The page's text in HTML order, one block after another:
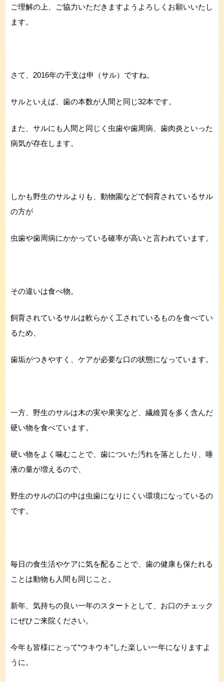
ご理解の上、ご協力いただきますようよろしくお願いいたし
ます。
さて、2016年の干支は申（サル）ですね。
サルといえば、歯の本数が人間と同じ32本です。
また、サルにも人間と同じく虫歯や歯周病、歯肉炎といった
病気が存在します。
しかも野生のサルよりも、動物園などで飼育されているサル
の方が
虫歯や歯周病にかかっている確率が高いと言われています。
その違いは食べ物。
飼育されているサルは軟らかく工されているものを食べてい
るため、
歯垢がつきやすく、ケアが必要な口の状態になっています。
一方、野生のサルは木の実や果実など、繊維質を多く含んだ
硬い物を食べています。
硬い物をよく噛むことで、歯についた汚れを落としたり、唾
液の量が増えるので、
野生のサルの口の中は虫歯になりにくい環境になっているの
です。
毎日の食生活やケアに気を配ることで、歯の健康も保たれる
ことは動物も人間も同じこと。
新年、気持ちの良い一年のスタートとして、お口のチェック
にぜひご来院ください。
今年も皆様にとって“ウキウキ”した楽しい一年になりますよ
うに。